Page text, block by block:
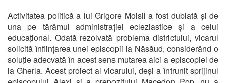
Activitatea politică a lui Grigore Moisil a fost dublată și de
una pe tărâmul administrației ecleziastice și a celui
educațional. Odată rezolvată problema districtului, vicarul
solicită înființarea unei episcopii la Năsăud, considerând o
soluție adecvată în acest sens mutarea aici a episcopiei de
la Gherla. Acest proiect al vicarului, deși a întrunit sprijinul